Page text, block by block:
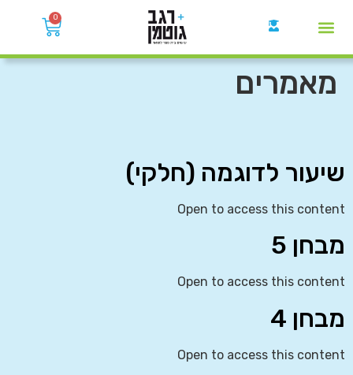
0
מאמרים
שיעור לדוגמה (חלקי)
Open to access this content
מבחן 5
Open to access this content
מבחן 4
Open to access this content